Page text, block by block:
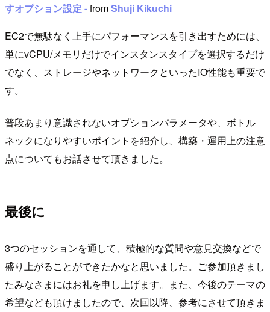
すオプション設定 -fromShuji Kikuchi
EC2で無駄なく上手にパフォーマンスを引き出すためには、
単にvCPU/メモリだけでインスタンスタイプを選択するだけ
でなく、ストレージやネットワークといったIO性能も重要で
す。
普段あまり意識されないオプションパラメータや、ボトル
ネックになりやすいポイントを紹介し、構築・運用上の注意
点についてもお話させて頂きました。
最後に
3つのセッションを通して、積極的な質問や意見交換などで
盛り上がることができたかなと思いました。ご参加頂きまし
たみなさまにはお礼を申し上げます。また、今後のテーマの
希望なども頂けましたので、次回以降、参考にさせて頂きま